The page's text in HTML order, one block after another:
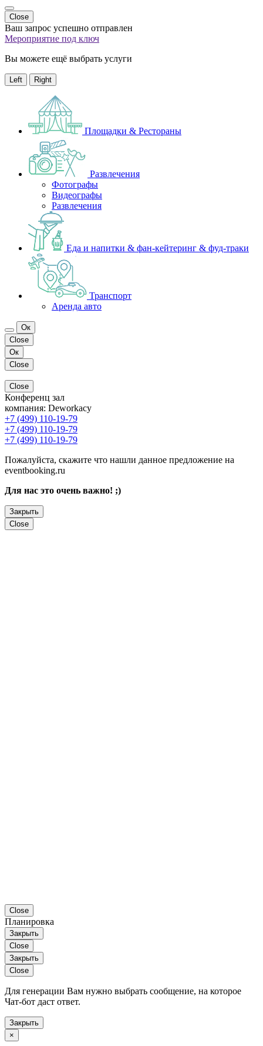
Close
Ваш запрос успешно отправлен
Мероприятие под ключ
Вы можете ещё выбрать услуги
Left Right
Площадки & Рестораны
Развлечения
Фотографы
Видеографы
Развлечения
Еда и напитки & фан-кейтеринг & фуд-траки
Транспорт
Аренда авто
Ок
Close
Ок
Close
Close
Конференц зал
компания: Deworkacy
+7 (499) 110-19-79
+7 (499) 110-19-79
+7 (499) 110-19-79
Пожалуйста, скажите что нашли данное предложение на
eventbooking.ru
Для нас это очень важно! ;)
Закрыть
Close
Close
Планировка
Закрыть
Close
Закрыть
Close
Для генерации Вам нужно выбрать сообщение, на которое
Чат-бот даст ответ.
Закрыть
×